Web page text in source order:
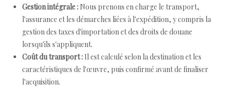
Gestion intégrale : Nous prenons en charge le transport,
l'assurance et les démarches liées à l'expédition, y compris la
gestion des taxes d'importation et des droits de douane
lorsqu'ils s'appliquent.
Coût du transport : Il est calculé selon la destination et les
caractéristiques de l'œuvre, puis confirmé avant de finaliser
l'acquisition.